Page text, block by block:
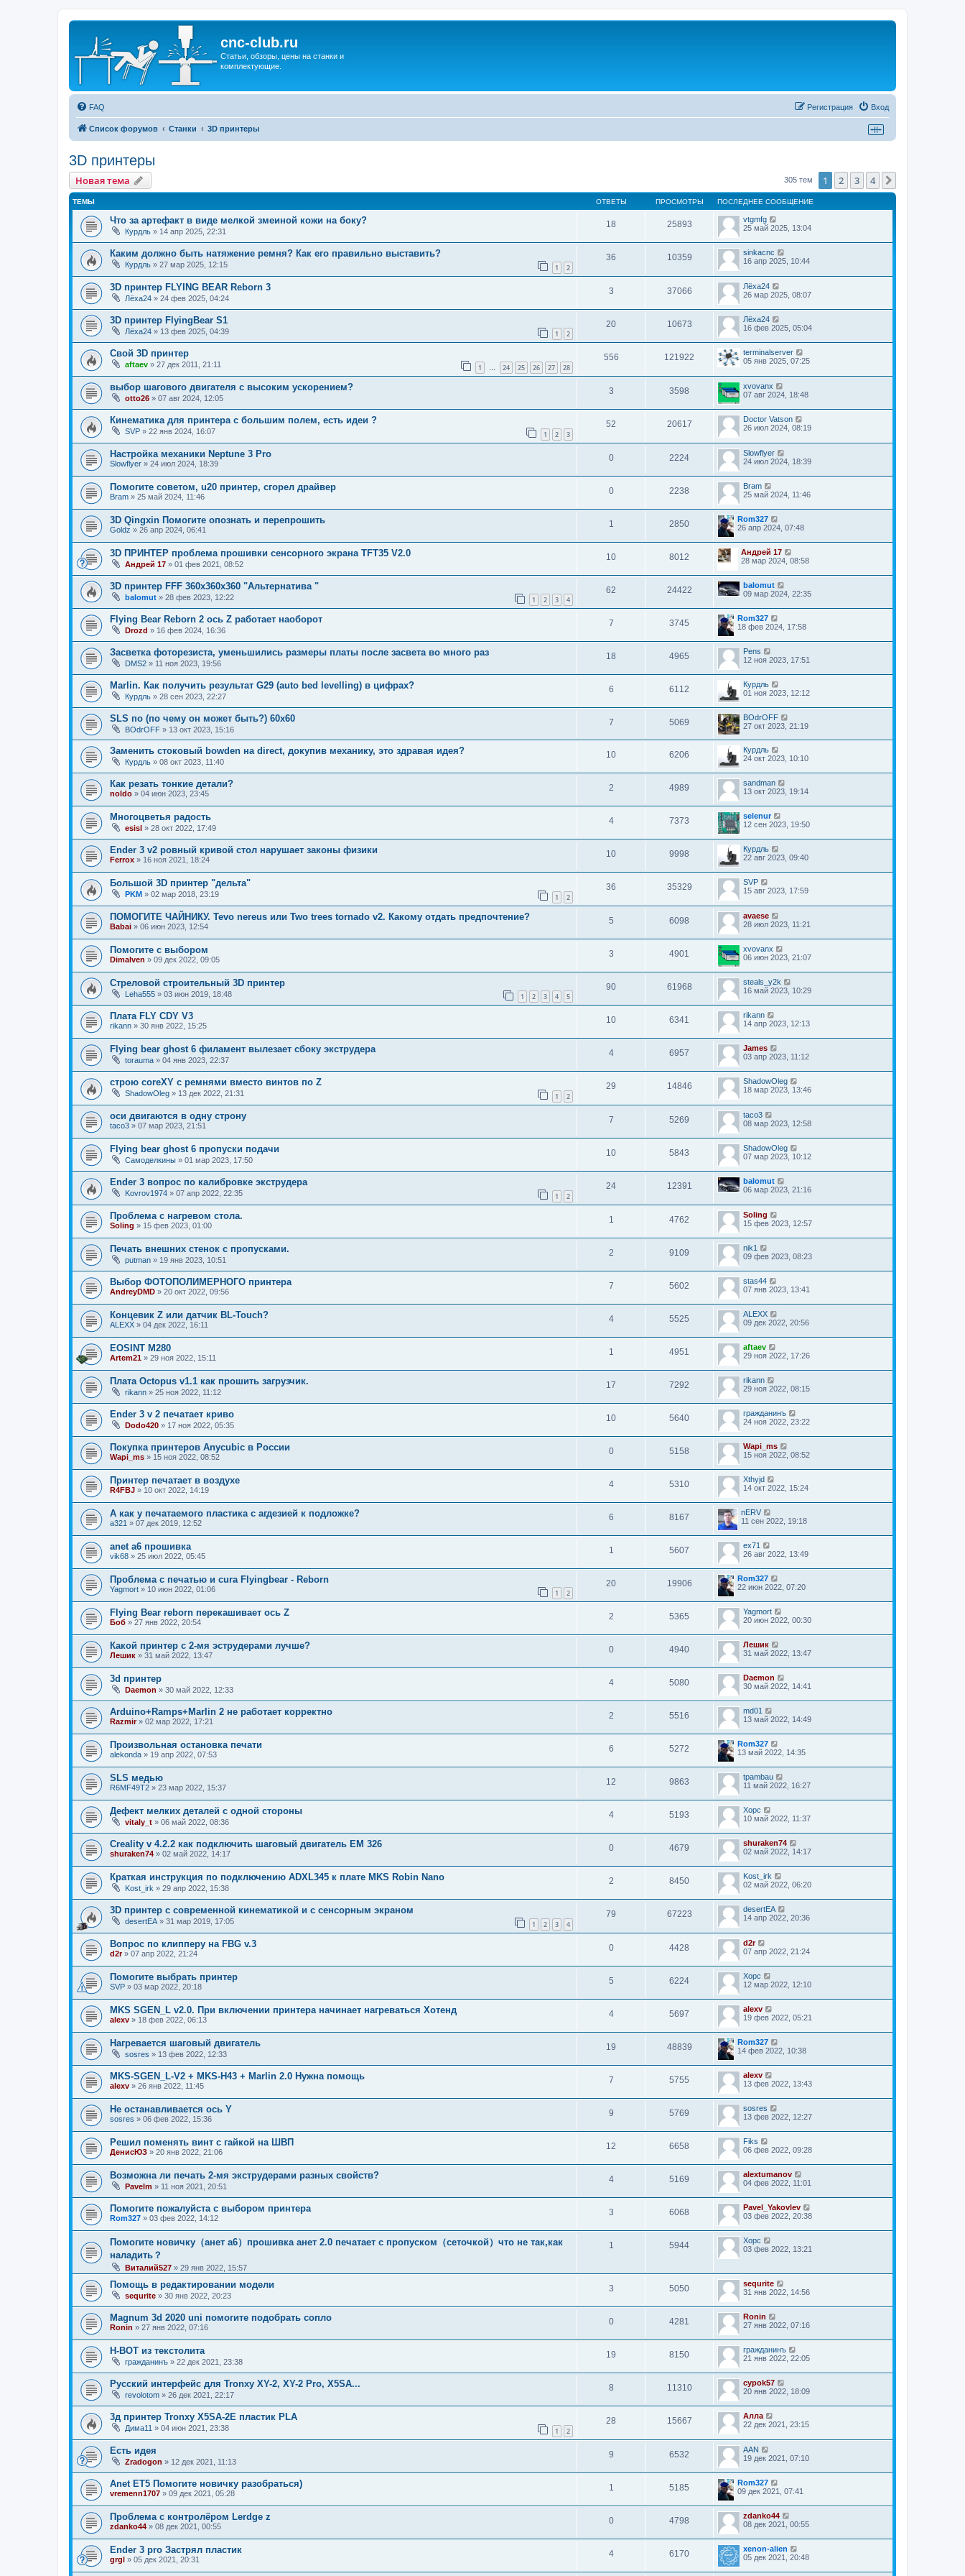
cnc-club.ru
Статьи, обзоры, цены на станки и
комплектующие.
FAQ Вход
Регистрация
Список форумов Станки 3D принтеры
3D принтеры
Новая тема 305 тем 1 2 3 4
ТЕМЫ ОТВЕТЫ ПРОСМОТРЫ ПОСЛЕДНЕЕ СООБЩЕНИЕ
Что за артефакт в виде мелкой змеиной кожи на боку?
Курдль » 14 апр 2025, 22:31
18 25893
vtgmfg
25 май 2025, 13:04
Каким должно быть натяжение ремня? Как его правильно выставить?
Курдль » 27 мар 2025, 12:15 1 2
36 10359
sinkacnc
16 апр 2025, 10:44
3D принтер FLYING BEAR Reborn 3
Лёха24 » 24 фев 2025, 04:24
3 37066
Лёха24
26 мар 2025, 08:07
3D принтер FlyingBear S1
Лёха24 » 13 фев 2025, 04:39 1 2
20 10673
Лёха24
16 фев 2025, 05:04
Свой 3D принтер
aftaev » 27 дек 2011, 21:11 1 … 24 25 26 27 28
556 121922
terminalserver
05 янв 2025, 07:25
выбор шагового двигателя с высоким ускорением?
otto26 » 07 авг 2024, 12:05
3 3598
xvovanx
07 авг 2024, 18:48
Кинематика для принтера с большим полем, есть идеи ?
SVP » 22 янв 2024, 16:07 1 2 3
52 20617
Doctor Vatson
26 июл 2024, 08:19
Настройка механики Neptune 3 Pro
Slowflyer » 24 июл 2024, 18:39
0 2224
Slowflyer
24 июл 2024, 18:39
Помогите советом, u20 принтер, сгорел драйвер
Bram » 25 май 2024, 11:46
0 2238
Bram
25 май 2024, 11:46
3D Qingxin Помогите опознать и перепрошить
Goldz » 26 апр 2024, 06:41
1 2850
Rom327
26 апр 2024, 07:48
3D ПРИНТЕР проблема прошивки сенсорного экрана TFT35 V2.0
Андрей 17 » 01 фев 2021, 08:52
10 8012
Андрей 17
28 мар 2024, 08:58
3D принтер FFF 360х360х360 "Альтернатива "
balomut » 28 фев 2023, 12:22 1 2 3 4
62 24422
balomut
09 мар 2024, 22:35
Flying Bear Reborn 2 ось Z работает наоборот
Drozd » 16 фев 2024, 16:36
7 3745
Rom327
18 фев 2024, 17:58
Засветка фоторезиста, уменьшились размеры платы после засвета во много раз
DMS2 » 11 ноя 2023, 19:56
18 4965
Pens
12 ноя 2023, 17:51
Marlin. Как получить результат G29 (auto bed levelling) в цифрах?
Курдль » 28 сен 2023, 22:27
6 6112
Курдль
01 ноя 2023, 12:12
SLS по (по чему он может быть?) 60х60
BOdrOFF » 13 окт 2023, 15:16
7 5069
BOdrOFF
27 окт 2023, 21:19
Заменить стоковый bowden на direct, докупив механику, это здравая идея?
Курдль » 08 окт 2023, 11:40
10 6206
Курдль
24 окт 2023, 10:10
Как резать тонкие детали?
noldo » 04 июн 2023, 23:45
2 4989
sandman
13 окт 2023, 19:14
Многоцветья радость
esisl » 28 окт 2022, 17:49
4 7373
selenur
12 сен 2023, 19:50
Ender 3 v2 ровный кривой стол нарушает законы физики
Ferrox » 16 ноя 2021, 18:24
10 9998
Курдль
22 авг 2023, 09:40
Большой 3D принтер "дельта"
PKM » 02 мар 2018, 23:19 1 2
36 35329
SVP
15 авг 2023, 17:59
ПОМОГИТЕ ЧАЙНИКУ. Tevo nereus или Two trees tornado v2. Какому отдать предпочтение?
Babai » 06 июн 2023, 12:54
5 6098
avaese
28 июл 2023, 11:21
Помогите с выбором
Dimalven » 09 дек 2022, 09:05
3 4901
xvovanx
06 июн 2023, 21:07
Стреловой строительный 3D принтер
Leha555 » 03 июн 2019, 18:48 1 2 3 4 5
90 61968
steals_y2k
16 май 2023, 10:29
Плата FLY CDY V3
rikann » 30 янв 2022, 15:25
10 6341
rikann
14 апр 2023, 12:13
Flying bear ghost 6 филамент вылезает сбоку экструдера
torauma » 04 янв 2023, 22:37
4 6957
James
03 апр 2023, 11:12
строю coreXY с ремнями вместо винтов по Z
ShadowOleg » 13 дек 2022, 21:31 1 2
29 14846
ShadowOleg
18 мар 2023, 13:46
оси двигаются в одну строну
taco3 » 07 мар 2023, 21:51
7 5269
taco3
08 мар 2023, 12:58
Flying bear ghost 6 пропуски подачи
Самоделкины » 01 мар 2023, 17:50
10 5843
ShadowOleg
07 мар 2023, 10:12
Ender 3 вопрос по калибровке экструдера
Kovrov1974 » 07 апр 2022, 22:35 1 2
24 12391
balomut
06 мар 2023, 21:16
Проблема с нагревом стола.
Soling » 15 фев 2023, 01:00
1 4762
Soling
15 фев 2023, 12:57
Печать внешних стенок с пропусками.
putman » 19 янв 2023, 10:51
2 9109
nik1
09 фев 2023, 08:23
Выбор ФОТОПОЛИМЕРНОГО принтера
AndreyDMD » 20 окт 2022, 09:56
7 5602
stas44
07 янв 2023, 13:41
Концевик Z или датчик BL-Touch?
ALEXX » 04 дек 2022, 16:11
4 5525
ALEXX
09 дек 2022, 20:56
EOSINT M280
Artem21 » 29 ноя 2022, 15:11
1 4951
aftaev
29 ноя 2022, 17:26
Плата Octopus v1.1 как прошить загрузчик.
rikann » 25 ноя 2022, 11:12
17 7292
rikann
29 ноя 2022, 08:15
Ender 3 v 2 печатает криво
Dodo420 » 17 ноя 2022, 05:35
10 5640
гражданинъ
24 ноя 2022, 23:22
Покупка принтеров Anycubic в России
Wapi_ms » 15 ноя 2022, 08:52
0 5158
Wapi_ms
15 ноя 2022, 08:52
Принтер печатает в воздухе
R4FBJ » 10 окт 2022, 14:19
4 5310
Xthyjd
14 окт 2022, 15:24
А как у печатаемого пластика с агдезией к подложке?
a321 » 07 дек 2019, 12:52
6 8167
nERV
11 сен 2022, 19:18
anet a6 прошивка
vik68 » 25 июл 2022, 05:45
1 5607
ex71
26 авг 2022, 13:49
Проблема с печатью и cura Flyingbear - Reborn
Yagmort » 10 июн 2022, 01:06 1 2
20 19906
Rom327
22 июн 2022, 07:20
Flying Bear reborn перекашивает ось Z
Боб » 27 янв 2022, 20:54
2 5365
Yagmort
20 июн 2022, 00:30
Какой принтер с 2-мя эструдерами лучше?
Лешик » 31 май 2022, 13:47
0 4940
Лешик
31 май 2022, 13:47
3d принтер
Daemon » 30 май 2022, 12:33
4 5080
Daemon
30 май 2022, 14:41
Arduino+Ramps+Marlin 2 не работает корректно
Razmir» 02 мар 2022, 17:21
2 5516
md01
13 май 2022, 14:49
Произвольная остановка печати
alekonda » 19 апр 2022, 07:53
6 5272
Rom327
13 май 2022, 14:35
SLS медью
R6MF49T2 » 23 мар 2022, 15:37
12 9863
tpambau
11 май 2022, 16:27
Дефект мелких деталей с одной стороны
vitaly_t » 06 май 2022, 08:36
4 5193
Xopc
10 май 2022, 11:37
Creality v 4.2.2 как подключить шаговый двигатель ЕМ 326
shuraken74 » 02 май 2022, 14:17
0 4679
shuraken74
02 май 2022, 14:17
Краткая инструкция по подключению ADXL345 к плате MKS Robin Nano
Kost_irk » 29 апр 2022, 15:38
2 8450
Kost_irk
02 май 2022, 06:20
3D принтер с современной кинематикой и с сенсорным экраном
desertEA» 31 мар 2019, 17:05 1 2 3 4
79 67223
desertEA
14 апр 2022, 20:36
Вопрос по клипперу на FBG v.3
d2r» 07 апр 2022, 21:24
0 4428
d2r
07 апр 2022, 21:24
Помогите выбрать принтер
SVP » 03 мар 2022, 20:18
5 6224
Xopc
12 мар 2022, 12:10
MKS SGEN_L v2.0. При включении принтера начинает нагреваться Хотенд
alexv » 18 фев 2022, 06:13
4 5697
alexv
19 фев 2022, 05:21
Нагревается шаговый двигатель
sosres » 13 фев 2022, 12:33
19 48839
Rom327
14 фев 2022, 10:38
MKS-SGEN_L-V2 + MKS-H43 + Marlin 2.0 Нужна помощь
alexv » 26 янв 2022, 11:45
7 5755
alexv
13 фев 2022, 13:43
Не останавливается ось Y
sosres » 06 фев 2022, 15:36
9 5769
sosres
13 фев 2022, 12:27
Решил поменять винт с гайкой на ШВП
ДенисЮЗ » 20 янв 2022, 21:06
12 6658
Fiks
06 фев 2022, 09:28
Возможна ли печать 2-мя экструдерами разных свойств?
Pavelm » 11 ноя 2021, 20:51
4 5169
alextumanov
04 фев 2022, 11:01
Помогите пожалуйста с выбором принтера
Rom327 » 03 фев 2022, 14:12
3 6068
Pavel_Yakovlev
03 фев 2022, 20:38
Помогите новичку（анет а6）прошивка анет 2.0 печатает с пропуском（сеточкой）что не так,как
наладить？
Виталий527 » 29 янв 2022, 15:57
1 5944
Xopc
03 фев 2022, 13:21
Помощь в редактировании модели
sequrite » 30 янв 2022, 20:23
3 5050
sequrite
31 янв 2022, 14:56
Magnum 3d 2020 uni помогите подобрать сопло
Ronin » 27 янв 2022, 07:16
0 4281
Ronin
27 янв 2022, 07:16
H-BOT из текстолита
гражданинъ » 22 дек 2021, 23:38
19 8150
гражданинъ
21 янв 2022, 22:05
Русский интерфейс для Tronxy XY-2, XY-2 Pro, X5SA...
revolotom » 26 дек 2021, 22:17
8 11310
cypok57
20 янв 2022, 18:09
3д принтер Tronxy X5SA-2E пластик PLA
Дима11 » 04 июн 2021, 23:38 1 2
28 15667
Алла
22 дек 2021, 23:15
Есть идея
Zradogon » 12 дек 2021, 11:13
9 6532
AAN
19 дек 2021, 07:10
Anet ET5 Помогите новичку разобраться)
vremenn1707 » 09 дек 2021, 05:28
1 5185
Rom327
09 дек 2021, 07:41
Проблема с контролёром Lerdge z
zdanko44 » 08 дек 2021, 00:55
0 4798
zdanko44
08 дек 2021, 00:55
Ender 3 pro Застрял пластик
grgl » 05 дек 2021, 20:31
4 6170
xenon-alien
05 дек 2021, 20:48